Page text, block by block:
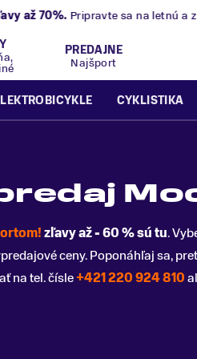
Pripravte sa na letnú a zimnú
PREDAJNE
Najšport
CYKLISTIKA
zľavy až - 60 % sú tu.
ceny. Poponáhľaj sa,
na tel. čísle+421 220 924 810